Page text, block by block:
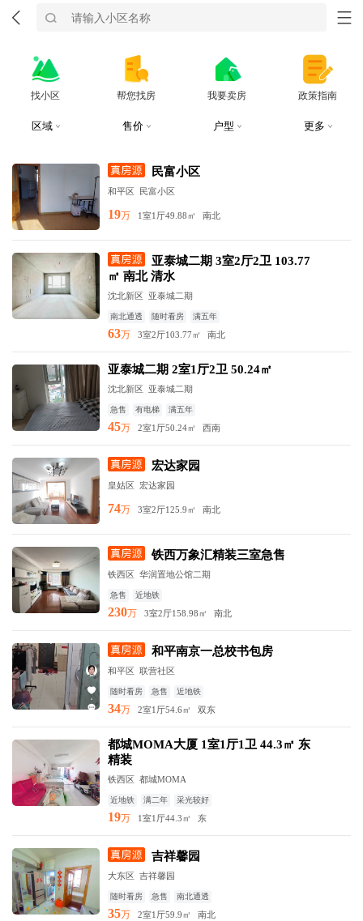
找小区 帮您找房 我要卖房 政策指南
区域 售价 户型 更多
民富小区
和平区 民富小区
19万 1室1厅49.88㎡ 南北
亚泰城二期 3室2厅2卫 103.77
㎡ 南北 清水
沈北新区 亚泰城二期
南北通透 随时看房 满五年
63万 3室2厅103.77㎡ 南北
亚泰城二期 2室1厅2卫 50.24㎡
沈北新区 亚泰城二期
急售 有电梯 满五年
45万 2室1厅50.24㎡ 西南
宏达家园
皇姑区 宏达家园
74万 3室2厅125.9㎡ 南北
铁西万象汇精装三室急售
铁西区 华润置地公馆二期
急售 近地铁
230万 3室2厅158.98㎡ 南北
和平南京一总校书包房
和平区 联营社区
随时看房 急售 近地铁
34万 2室1厅54.6㎡ 双东
都城MOMA大厦 1室1厅1卫 44.3㎡ 东
精装
铁西区 都城MOMA
近地铁 满二年 采光较好
19万 1室1厅44.3㎡ 东
吉祥馨园
大东区 吉祥馨园
随时看房 急售 南北通透
35万 2室1厅59.9㎡ 南北